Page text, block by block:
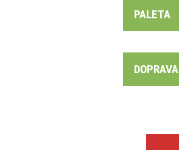
PALETA
DOPRAVA